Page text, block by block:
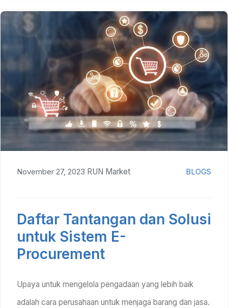
November 27, 2023 RUN Market BLOGS
Daftar Tantangan dan Solusi
untuk Sistem E-
Procurement
Upaya untuk mengelola pengadaan yang lebih baik
adalah cara perusahaan untuk menjaga barang dan jasa.